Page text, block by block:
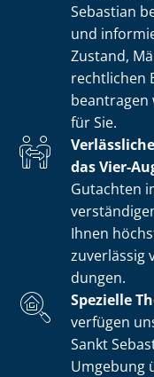
Sebastian
und
Zustand,
rechtlichen
beantragen
für Sie.
das Vier-
Gutachten
Ihnen
zuverlässig
dun­gen.
Spezielle
verfügen
Sankt
Umgebung